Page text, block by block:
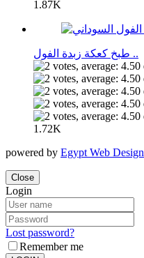
1.87K
طبخ كعكة زبدة الفول ..
1.72K
powered by Egypt Web Design
Close
Login
Lost password?
Remember me